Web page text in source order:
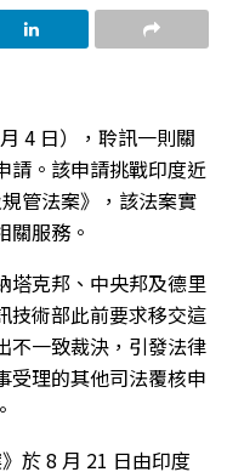
4 日），聆訊一則關
請。該申請挑戰印度近
管法案》，該法案實
關服務。
塔克邦、中央邦及德里
技術部此前要求移交這
不一致裁決，引發法律
受理的其他司法覆核申
於 8 月 21 日由印度